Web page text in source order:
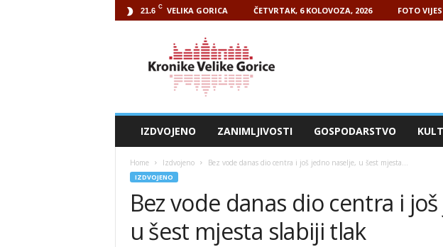
21.6 C VELIKA GORICA ČETVRTAK, 6 KOLOVOZA, 2026 FOTO
IZDVOJENO ZANIMLJIVOSTI GOSPODARSTVO
Home Izdvojeno Bez vode danas dio centra i još jedno naselje, u šest mjesta...
IZDVOJENO
Bez vode danas dio centra i
u šest mjesta slabiji tlak